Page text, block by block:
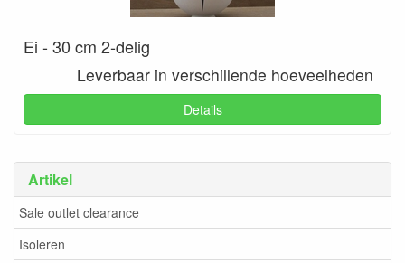
Artikel
Sale outlet clearance
Isoleren
Ei - 30 cm 2-delig
Leverbaar in verschillende hoeveelheden
Details